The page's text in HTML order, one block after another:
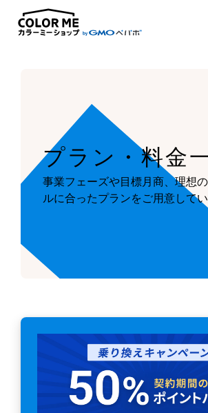
プラン・料金
事業フェーズや目標月商、理想
ルに合ったプランをご用意してい